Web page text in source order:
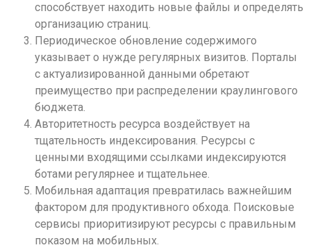
способствует находить новые файлы и определять
организацию страниц.
Периодическое обновление содержимого
указывает о нужде регулярных визитов. Порталы
с актуализированной данными обретают
преимущество при распределении краулингового
бюджета.
Авторитетность ресурса воздействует на
тщательность индексирования. Ресурсы с
ценными входящими ссылками индексируются
ботами регулярнее и тщательнее.
Мобильная адаптация превратилась важнейшим
фактором для продуктивного обхода. Поисковые
сервисы приоритизируют ресурсы с правильным
показом на мобильных.